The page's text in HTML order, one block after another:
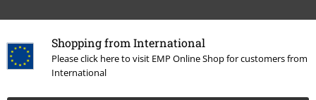
Shopping from International
Please click here to visit EMP Online Shop for customers from
International